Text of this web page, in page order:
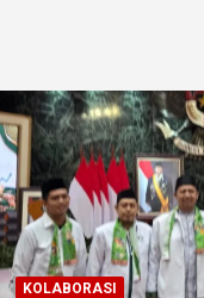
KOLABORASI